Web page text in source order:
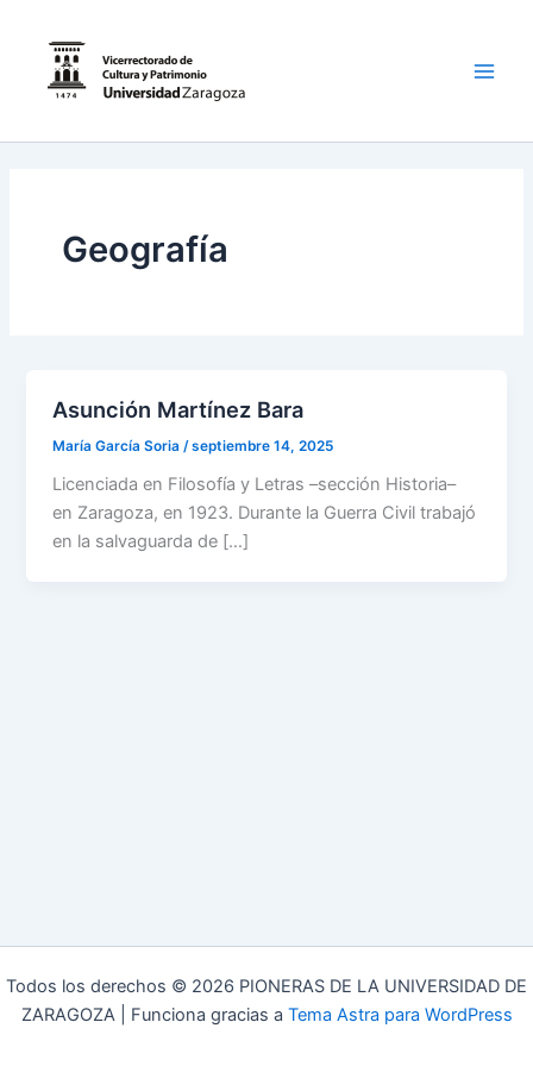
contenido
Geografía
Asunción Martínez Bara
María García Soria /septiembre 14, 2025
Licenciada en Filosofía y Letras –sección Historia–
en Zaragoza, en 1923. Durante la Guerra Civil trabajó
en la salvaguarda de […]
Todos los derechos © 2026 PIONERAS DE LA UNIVERSIDAD DE
ZARAGOZA | Funciona gracias a Tema Astra para WordPress